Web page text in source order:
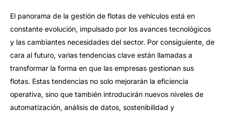
El panorama de la gestión de flotas de vehículos está en
constante evolución, impulsado por los avances tecnológicos
y las cambiantes necesidades del sector. Por consiguiente, de
cara al futuro, varias tendencias clave están llamadas a
transformar la forma en que las empresas gestionan sus
flotas. Estas tendencias no solo mejorarán la eficiencia
operativa, sino que también introducirán nuevos niveles de
automatización, análisis de datos, sostenibilidad y